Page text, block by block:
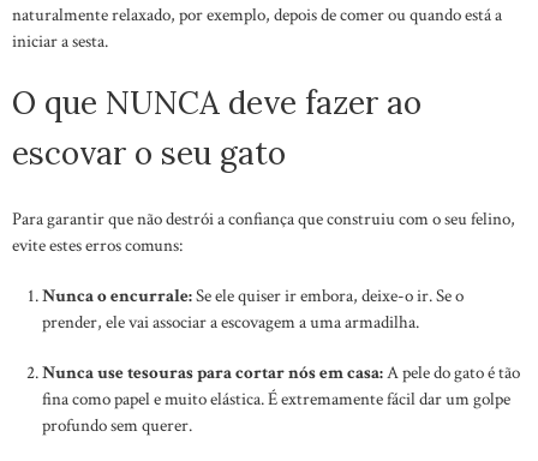
naturalmente relaxado, por exemplo, depois de comer ou quando está a
iniciar a sesta.
O que NUNCA deve fazer ao
escovar o seu gato
Para garantir que não destrói a confiança que construiu com o seu felino,
evite estes erros comuns:
Nunca o encurrale:Se ele quiser ir embora, deixe-o ir. Se o
prender, ele vai associar a escovagem a uma armadilha.
Nunca use tesouras para cortar nós em casa:A pele do gato é tão
fina como papel e muito elástica. É extremamente fácil dar um golpe
profundo sem querer.